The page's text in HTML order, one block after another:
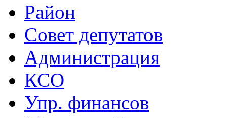
Район
Совет депутатов
Администрация
КСО
Упр. финансов